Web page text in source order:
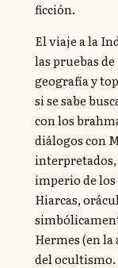
ficción.
El viaje a la
las pruebas
geografía y
si se sabe
con los
diálogos con
interpretados,
imperio de
Hiarcas,
Hermes (en la
del ocultismo.